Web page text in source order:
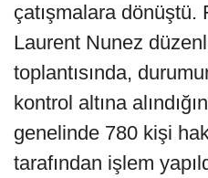
çatışmalara dönüştü.
Laurent Nunez
toplantısında,
kontrol altına
genelinde 780 kişi
tarafından işlem